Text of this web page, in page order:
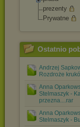
prezenty
Prywatne
Ostatnio
Andrzej
Rozdroże
Anna
Stelmaszyk -
przezna....rar
Anna
Stelmaszyk -